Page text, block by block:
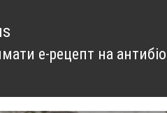
е-рецепт на